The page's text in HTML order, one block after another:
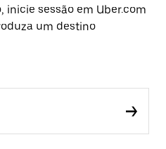
inicie sessão em Uber.com
um destino